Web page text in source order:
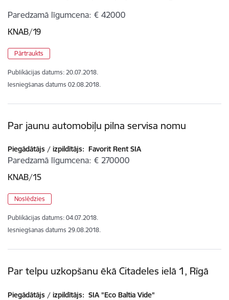
Paredzamā līgumcena € 42000
KNAB/19
Pārtraukts
Publikācijas datums: 20.07.2018.
Iesniegšanas datums 02.08.2018.
Par jaunu automobiļu pilna servisa nomu
Piegādātājs / izpildītājs: Favorit Rent SIA
Paredzamā līgumcena € 270000
KNAB/15
Noslēdzies
Publikācijas datums: 04.07.2018.
Iesniegšanas datums 29.08.2018.
Par telpu uzkopšanu ēkā Citadeles ielā 1, Rīgā
Piegādātājs / izpildītājs: SIA "Eco Baltia Vide"